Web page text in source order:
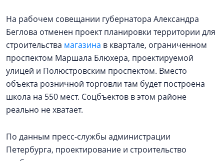
На рабочем совещании губернатора Александра
Беглова отменен проект планировки территории для
строительства магазина в квартале, ограниченном
проспектом Маршала Блюхера, проектируемой
улицей и Полюстровским проспектом. Вместо
объекта розничной торговли там будет построена
школа на 550 мест. Соцбъектов в этом районе
реально не хватает.
По данным пресс-службы администрации
Петербурга, проектирование и строительство